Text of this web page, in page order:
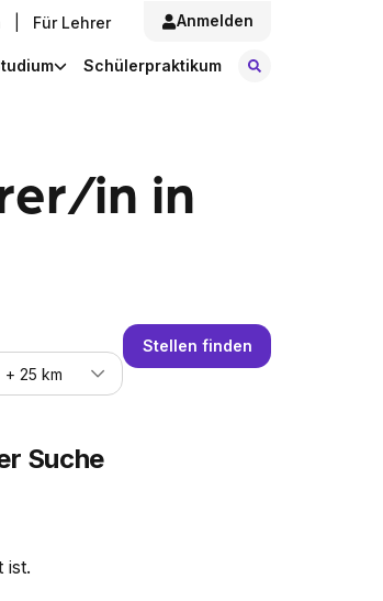
Für Lehrer Anmelden
Schülerpraktikum
in in
+ 25 km
Stellen finden
Suche
ist.